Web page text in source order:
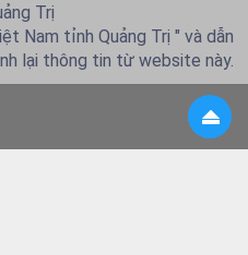
Trị
Nam tỉnh Quảng Trị " và dẫn
lại thông tin từ website này.